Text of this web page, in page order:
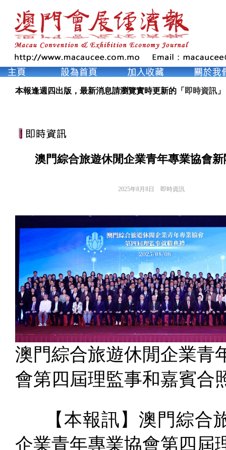
本報逢週四出版，最新消息請瀏覽實時更新的「 即時資訊 」
澳門綜合旅遊休閒企業青年專業協會
2025年8月8日 即時資訊
澳門綜合旅遊休閒企業青
會第四屆理監事和嘉賓合
【本報訊】澳門綜合
企業青年專業協會第四屆